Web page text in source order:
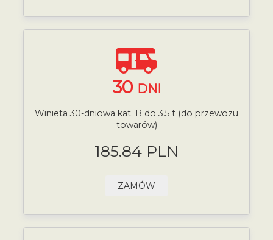
30 DNI
Winieta 30-dniowa kat. B do 3.5 t (do przewozu
towarów)
185.84 PLN
ZAMÓW